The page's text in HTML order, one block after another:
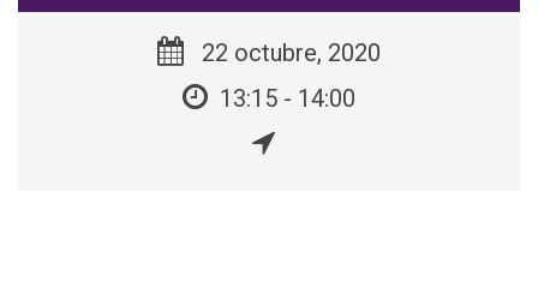
22 octubre, 2020
13:15 - 14:00